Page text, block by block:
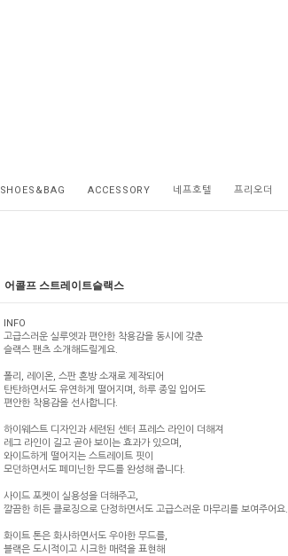
SHOES&BAG ACCESSORY 네프호텔 프리오더
어콜프 스트레이트슬랙스
INFO
고급스러운 실루엣과 편안한 착용감을 동시에 갖춘
슬랙스 팬츠 소개해드릴게요.
폴리, 레이온, 스판 혼방 소재로 제작되어
탄탄하면서도 유연하게 떨어지며, 하루 종일 입어도
편안한 착용감을 선사합니다.
하이웨스트 디자인과 세련된 센터 프레스 라인이 더해져
레그 라인이 길고 곧아 보이는 효과가 있으며,
와이드하게 떨어지는 스트레이트 핏이
모던하면서도 페미닌한 무드를 완성해 줍니다.
사이드 포켓이 실용성을 더해주고,
깔끔한 히든 클로징으로 단정하면서도 고급스러운 마무리를 보여주어요.
화이트 톤은 화사하면서도 우아한 무드를,
블랙은 도시적이고 시크한 매력을 표현해